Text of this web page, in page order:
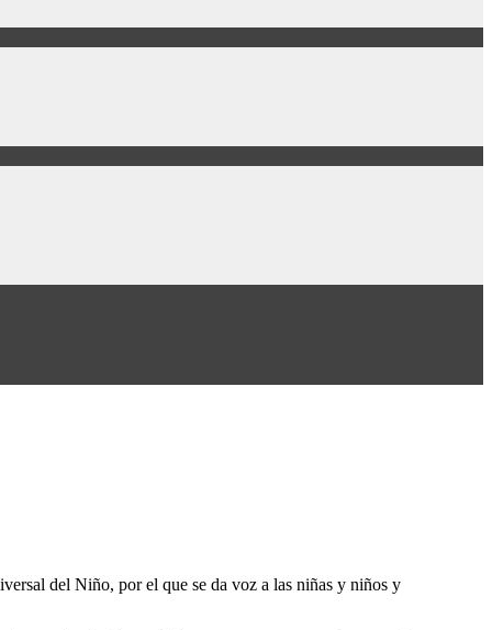
del Niño, por el que se da voz a las niñas y niños y